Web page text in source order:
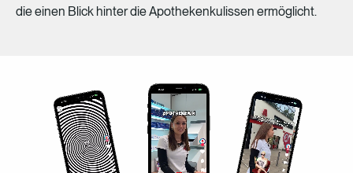
dieeinen Blick hinterdieApothekenkulissen ermöglicht.